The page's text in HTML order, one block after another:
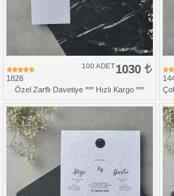
1828
1030
100 ADET
Özel Zarflı Davetiye *** Hızlı Kargo ***